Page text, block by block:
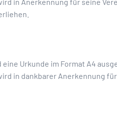
Urkunde im Format A4
in dankbarer Anerkennung